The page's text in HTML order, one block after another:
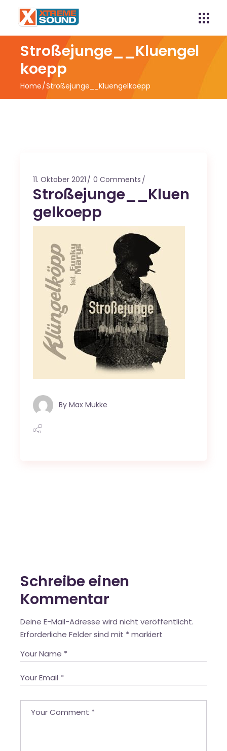
Stroßejunge__Kluengel
koepp
Home Stroßejunge__Kluengelkoepp
11. Oktober 2021 0 Comments
Stroßejunge__Kluen
gelkoepp
By Max Mukke
Schreibe einen
Kommentar
Deine E-Mail-Adresse wird nicht veröffentlicht.
Erforderliche Felder sind mit * markiert